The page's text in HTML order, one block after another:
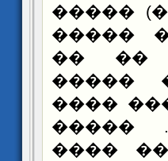
���
���
�����
���